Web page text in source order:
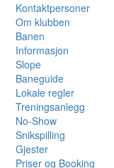
Kontaktpersoner
Om klubben
Banen
Informasjon
Slope
Baneguide
Lokale regler
Treningsanlegg
No-Show
Snikspilling
Gjester
Priser og Booking